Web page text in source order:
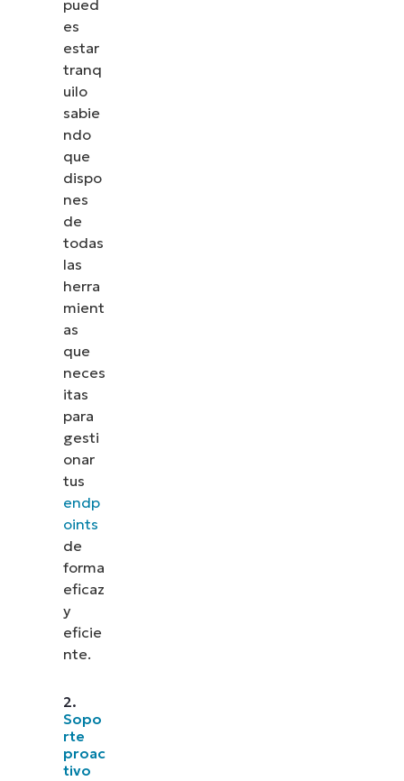
pued
es
estar
tranq
uilo
sabie
ndo
que
dispo
nes
de
todas
las
herra
mient
as
que
neces
itas
para
gesti
onar
tus
endp
oints
de
forma
eficaz
y
eficie
nte.
2.
Sopo
rte
proac
tivo